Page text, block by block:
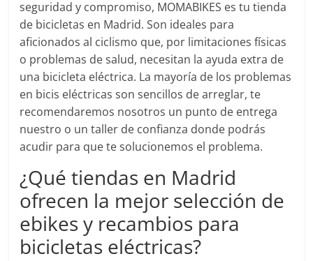
seguridad y compromiso, MOMABIKES es tu tienda
de bicicletas en Madrid. Son ideales para
aficionados al ciclismo que, por limitaciones físicas
o problemas de salud, necesitan la ayuda extra de
una bicicleta eléctrica. La mayoría de los problemas
en bicis eléctricas son sencillos de arreglar, te
recomendaremos nosotros un punto de entrega
nuestro o un taller de confianza donde podrás
acudir para que te solucionemos el problema.
¿Qué tiendas en Madrid
ofrecen la mejor selección de
ebikes y recambios para
bicicletas eléctricas?